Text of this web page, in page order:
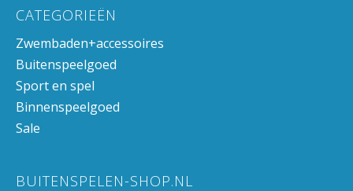
CATEGORIEËN
Zwembaden+accessoires
Buitenspeelgoed
Sport en spel
Binnenspeelgoed
Sale
BUITENSPELEN-SHOP.NL